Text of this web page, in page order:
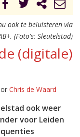
ook te beluisteren via
(Foto's: Sleutelstad)
(digitale)
Chris de Waard
ook weer
voor Leiden